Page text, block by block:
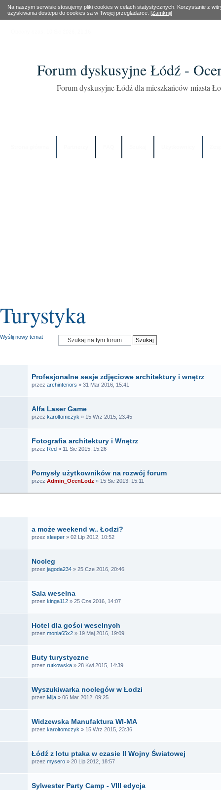
Na naszym serwisie stosujemy pliki cookies w celach statystycznych. Korzystanie z
uzyskiwania dostepu do cookies sa w Twojej przegladarce. [Zamknij]
Forum dyskusyjne Łódź -
Forum dyskusyjne Łódź dla mieszkańców miasta
Turystyka
Wyślij nowy temat
Profesjonalne sesje zdjęciowe architektury i wnętrz
przez archinteriors » 31 Mar 2016, 15:41
Alfa Laser Game
przez karoltomczyk » 15 Wrz 2015, 23:45
Fotografia architektury i Wnętrz
przez Red » 11 Sie 2015, 15:26
Pomysły użytkowników na rozwój forum
przez Admin_OcenLodz » 15 Sie 2013, 15:11
a może weekend w.. Łodzi?
przez sleeper » 02 Lip 2012, 10:52
Nocleg
przez jagoda234 » 25 Cze 2016, 20:46
Sala weselna
przez kinga112 » 25 Cze 2016, 14:07
Hotel dla gości weselnych
przez monia65x2 » 19 Maj 2016, 19:09
Buty turystyczne
przez rutkowska » 28 Kwi 2015, 14:39
Wyszukiwarka noclegów w Łodzi
przez Mija » 06 Mar 2012, 09:25
Widzewska Manufaktura WI-MA
przez karoltomczyk » 15 Wrz 2015, 23:36
Łódź z lotu ptaka w czasie II Wojny Światowej
przez mysero » 20 Lip 2012, 18:57
Sylwester Party Camp - VIII edycja